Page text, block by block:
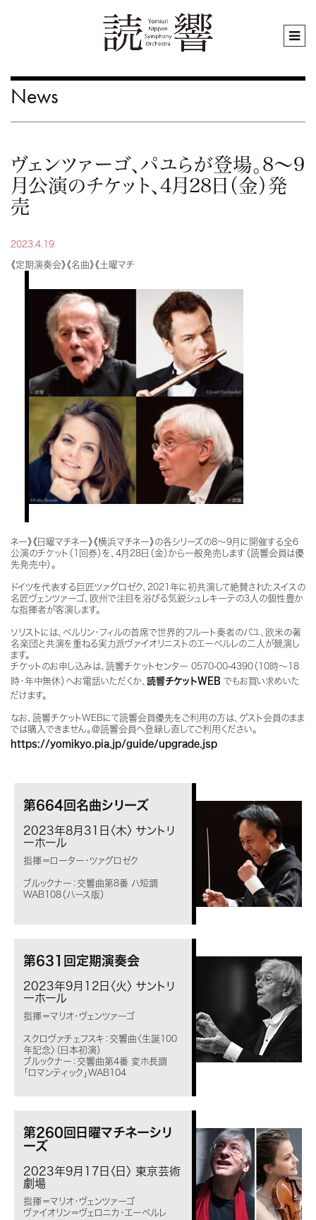
News
ヴェンツァーゴ、パユらが登場。8～9
月公演のチケット、4月28日（金）発
売
2023.4.19
《定期演奏会》《名曲》《土曜マチ
ネー》《日曜マチネー》《横浜マチネー》の各シリーズの8～9月に開催する全6
公演のチケット（1回券）を、4月28日（金）から一般発売します（読響会員は優
先発売中）。
ドイツを代表する巨匠ツァグロゼク、2021年に初共演して絶賛されたスイスの
名匠ヴェンツァーゴ、欧州で注目を浴びる気鋭シュレキーテの3人の個性豊か
な指揮者が客演します。
ソリストには、ベルリン・フィルの首席で世界的フルート奏者のパユ、欧米の著
名楽団と共演を重ねる実力派ヴァイオリニストのエーベルレの二人が競演し
ます。
チケットのお申し込みは、読響チケットセンター 0570-00-4390（10時～18
時・年中無休）へお電話いただくか、 読響チケットWEB でもお買い求めいた
だけます。
なお、読響チケットWEBにて読響会員優先をご利用の方は、ゲスト会員のまま
では購入できません。＠読響会員へ登録し直してご利用ください。
https://yomikyo.pia.jp/guide/upgrade.jsp
第664回名曲シリーズ
2023年8月31日〈木〉 サントリ
ーホール
指揮＝ローター・ツァグロゼク
ブルックナー：交響曲第8番 ハ短調
WAB108（ハース版）
第631回定期演奏会
2023年9月12日〈火〉 サントリ
ーホール
指揮＝マリオ・ヴェンツァーゴ
スクロヴァチェフスキ：交響曲〈生誕100
年記念〉（日本初演）
ブルックナー：交響曲第4番 変ホ長調
「ロマンティック」WAB104
第260回日曜マチネーシリ
ーズ
2023年9月17日〈日〉 東京芸術
劇場
指揮＝マリオ・ヴェンツァーゴ
ヴァイオリン＝ヴェロニカ・エーベルレ